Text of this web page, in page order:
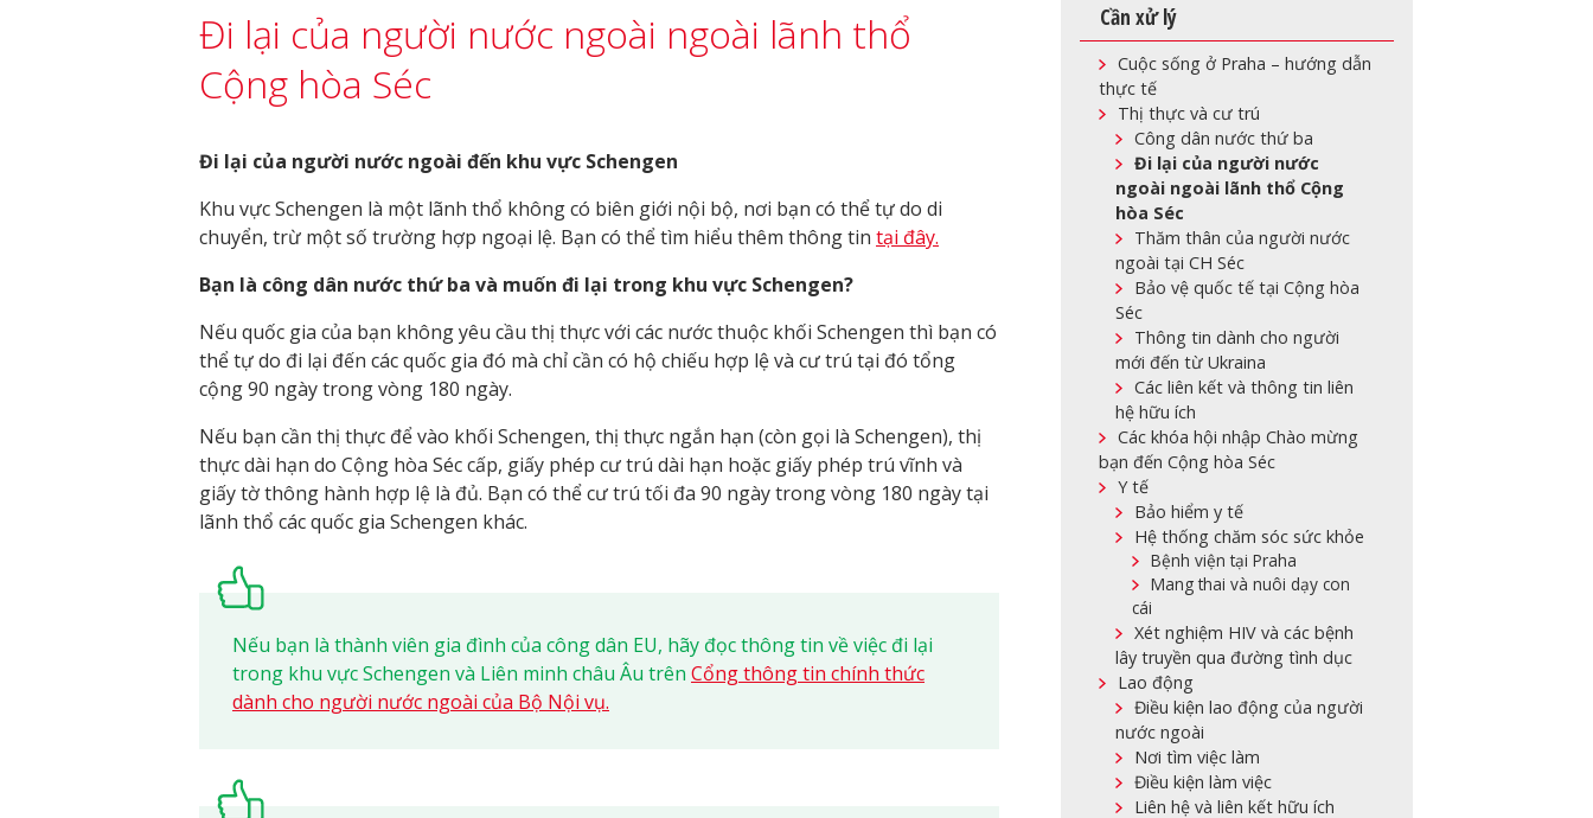
Đi lại của người nước ngoài ngoài lãnh thổ
Cộng hòa Séc
Đi lại của người nước ngoài đến khu vực Schengen
Khu vực Schengen là một lãnh thổ không có biên giới nội bộ, nơi bạn có thể tự do di
chuyển, trừ một số trường hợp ngoại lệ. Bạn có thể tìm hiểu thêm thông tin tại đây.
Bạn là công dân nước thứ ba và muốn đi lại trong khu vực Schengen?
Nếu quốc gia của bạn không yêu cầu thị thực với các nước thuộc khối Schengen thì bạn có
thể tự do đi lại đến các quốc gia đó mà chỉ cần có hộ chiếu hợp lệ và cư trú tại đó tổng
cộng 90 ngày trong vòng 180 ngày.
Nếu bạn cần thị thực để vào khối Schengen, thị thực ngắn hạn (còn gọi là Schengen), thị
thực dài hạn do Cộng hòa Séc cấp, giấy phép cư trú dài hạn hoặc giấy phép trú vĩnh và
giấy tờ thông hành hợp lệ là đủ. Bạn có thể cư trú tối đa 90 ngày trong vòng 180 ngày tại
lãnh thổ các quốc gia Schengen khác.
Nếu bạn là thành viên gia đình của công dân EU, hãy đọc thông tin về việc đi lại
trong khu vực Schengen và Liên minh châu Âu trên Cổng thông tin chính thức
dành cho người nước ngoài của Bộ Nội vụ.
Cần xử lý
Cuộc sống ở Praha – hướng dẫn
thực tế
Thị thực và cư trú
Công dân nước thứ ba
Đi lại của người nước
ngoài ngoài lãnh thổ Cộng
hòa Séc
Thăm thân của người nước
ngoài tại CH Séc
Bảo vệ quốc tế tại Cộng hòa
Séc
Thông tin dành cho người
mới đến từ Ukraina
Các liên kết và thông tin liên
hệ hữu ích
Các khóa hội nhập Chào mừng
bạn đến Cộng hòa Séc
Y tế
Bảo hiểm y tế
Hệ thống chăm sóc sức khỏe
Bệnh viện tại Praha
Mang thai và nuôi dạy con
cái
Xét nghiệm HIV và các bệnh
lây truyền qua đường tình dục
Lao động
Điều kiện lao động của người
nước ngoài
Nơi tìm việc làm
Điều kiện làm việc
Liên hệ và liên kết hữu ích